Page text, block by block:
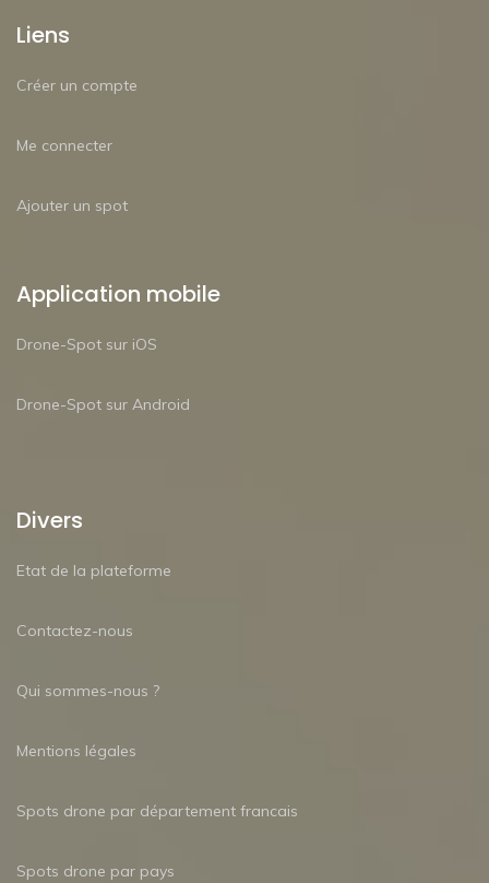
Liens
Créer un compte
Me connecter
Ajouter un spot
Application mobile
Drone-Spot sur iOS
Drone-Spot sur Android
Divers
Etat de la plateforme
Contactez-nous
Qui sommes-nous ?
Mentions légales
Spots drone par département francais
Spots drone par pays